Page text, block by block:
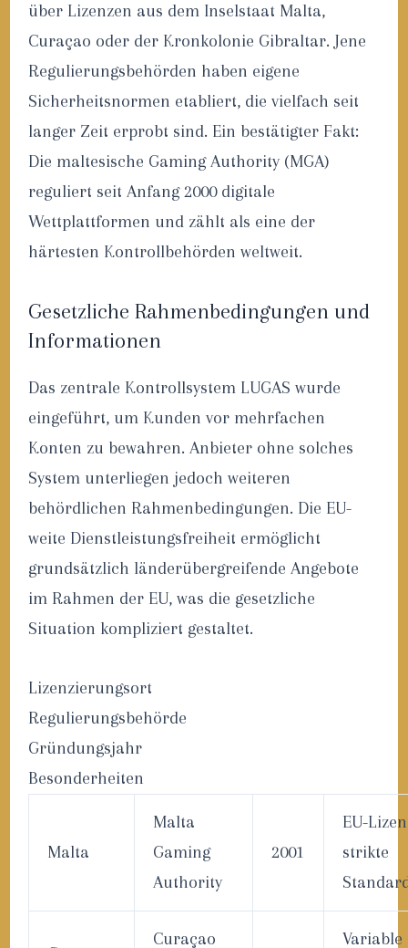
über Lizenzen aus dem Inselstaat Malta,
Curaçao oder der Kronkolonie Gibraltar. Jene
Regulierungsbehörden haben eigene
Sicherheitsnormen etabliert, die vielfach seit
langer Zeit erprobt sind. Ein bestätigter Fakt:
Die maltesische Gaming Authority (MGA)
reguliert seit Anfang 2000 digitale
Wettplattformen und zählt als eine der
härtesten Kontrollbehörden weltweit.
Gesetzliche Rahmenbedingungen und
Informationen
Das zentrale Kontrollsystem LUGAS wurde
eingeführt, um Kunden vor mehrfachen
Konten zu bewahren. Anbieter ohne solches
System unterliegen jedoch weiteren
behördlichen Rahmenbedingungen. Die EU-
weite Dienstleistungsfreiheit ermöglicht
grundsätzlich länderübergreifende Angebote
im Rahmen der EU, was die gesetzliche
Situation kompliziert gestaltet.
Lizenzierungsort
Regulierungsbehörde
Gründungsjahr
Besonderheiten
Malta
Malta
Gaming
Authority
2001
EU-
strikte
Curaçao Variable